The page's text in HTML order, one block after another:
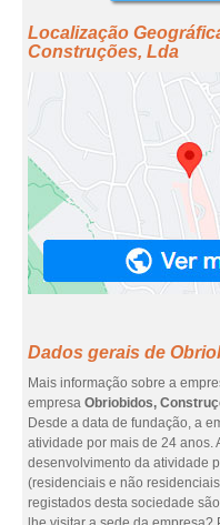
Localização
Construções, Lda
Dados gerais de
Mais informação sobre a
empresa Obriobidos,
Desde a data de fundação, a
atividade por mais de 24 anos.
desenvolvimento da atividade
(residenciais e não
registados desta sociedade